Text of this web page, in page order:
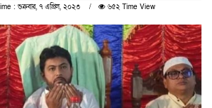
: শুক্রবার, ৭ এপ্রিল, ২০২৩ ৬৫২ Time View